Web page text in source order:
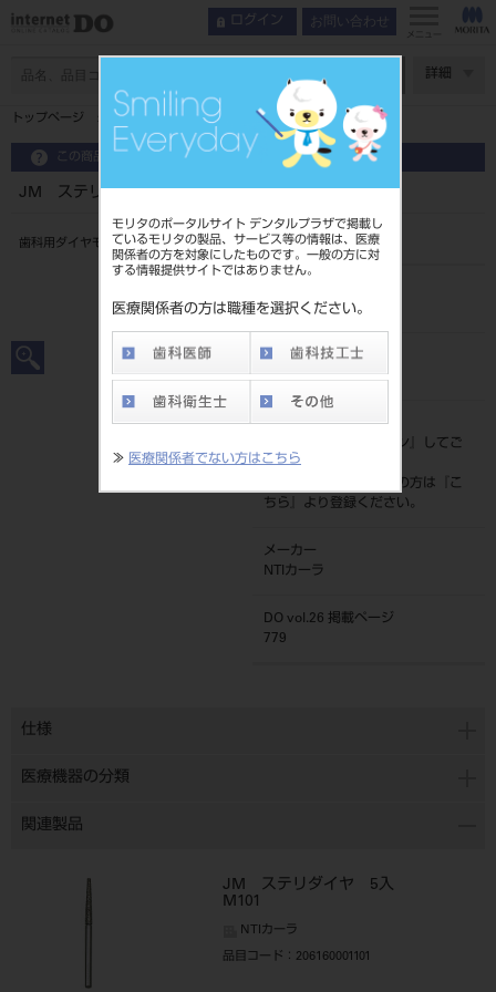
モリタのポータルサイト デンタルプラザで掲載し
ているモリタの製品、サービス等の情報は、医療
関係者の方を対象にしたものです。一般の方に対
する情報提供サイトではありません。
医療関係者の方は職種を選択ください。
≫ 医療関係者でない方はこちら
ログイン お問い合わせ
メニュー
詳細
トップページ JM ステリダイヤ 5入 MK3
この商品に関するお問い合わせ
JM ステリダイヤ 5入 MK3
歯科用ダイヤモンドバー
206160001K3
JAN/EANコード
標準価格
ログイン
』してご
覧ください。
ネット会員登録がまだの方は『
こ
ちら
』より登録ください。
メーカー
NTIカーラ
DO vol.26 掲載ページ
779
仕様
医療機器の分類
関連製品
JM ステリダイヤ 5入
M101
NTIカーラ
品目コード ：206160001101